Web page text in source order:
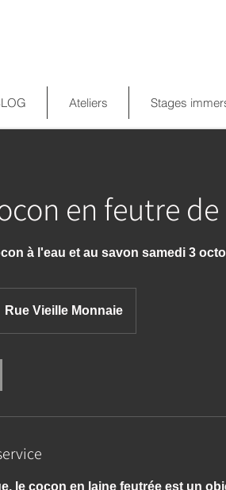
Ateliers Stages
en feutre
à l'eau et au savon samedi 3
Rue Vieille Monnaie
le cocon en laine feutrée est un